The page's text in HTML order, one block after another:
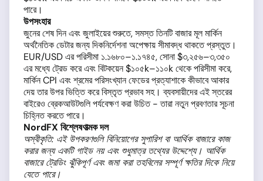
পারে।
উপসংহার
জুনের শেষ দিন এবং জুলাইয়ের শুরুতে, সমস্ত তিনটি বাজার মূল মার্কিন
অর্থনৈতিক ডেটার জন্য দিকনির্দেশনা অপেক্ষায় সীমাবদ্ধ থাকতে প্রস্তুত।
EUR/USD এর পরিসীমা ১.১৬৮০–১.১৭৪৫, সোনা $৩,২৫৬–৩,৩৫০
এর মধ্যে ট্রেড করে এবং বিটকয়েন $১০৫k–১১০k থেকে পরিসীমা করে,
মার্কিন CPI এবং শ্রমের পরিসংখ্যান ফেডের প্রত্যাশাকে কীভাবে আকার
দেয় তার উপর ভিত্তি করে বিস্তৃত প্রভাব সহ। ব্যবসায়ীদের এই স্তরের
বাইরেও ব্রেকআউটগুলি পর্যবেক্ষণ করা উচিত - তারা নতুন প্রবণতার সূচনা
চিহ্নিত করতে পারে।
NordFX বিশ্লেষণাত্মক দল
অস্বীকৃতি: এই উপকরণগুলি বিনিয়োগের সুপারিশ বা আর্থিক বাজারে কাজ
করার জন্য একটি গাইড নয় এবং শুধুমাত্র তথ্যের উদ্দেশ্যে। আর্থিক
বাজারে ট্রেডিং ঝুঁকিপূর্ণ এবং জমা করা তহবিলের সম্পূর্ণ ক্ষতির দিকে নিয়ে
যেতে পারে।